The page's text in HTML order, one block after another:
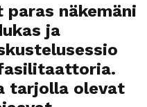
näkemäni
ja
tarjolla olevat